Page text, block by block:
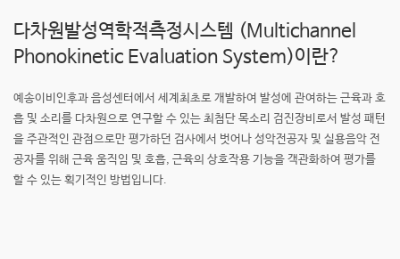
원
측
정
검
사
다차원발성역학적측정시스템 (Multichannel
Phonokinetic Evaluation System)이란?
예송이비인후과 음성센터에서 세계최초로 개발하여 발성에 관여하는 근육과 호
흡 및 소리를 다차원으로 연구할 수 있는 최첨단 목소리 검진장비로서 발성 패턴
을 주관적인 관점으로만 평가하던 검사에서 벗어나 성악전공자 및 실용음악 전
공자를 위해 근육 움직임 및 호흡, 근육의 상호작용 기능을 객관화하여 평가를
할 수 있는 획기적인 방법입니다.